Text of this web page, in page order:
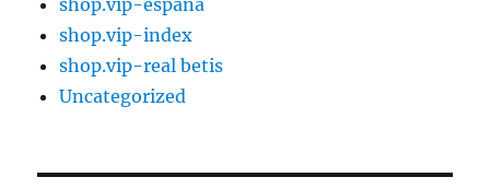
shop.vip-españa
shop.vip-index
shop.vip-real betis
Uncategorized